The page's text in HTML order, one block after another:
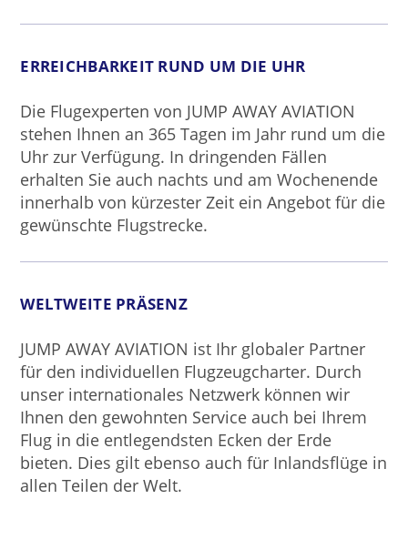
ERREICHBARKEIT RUND UM DIE UHR
Die Flugexperten von JUMP AWAY AVIATION
stehen Ihnen an 365 Tagen im Jahr rund um die
Uhr zur Verfügung. In dringenden Fällen
erhalten Sie auch nachts und am Wochenende
innerhalb von kürzester Zeit ein Angebot für die
gewünschte Flugstrecke.
WELTWEITE PRÄSENZ
JUMP AWAY AVIATION ist Ihr globaler Partner
für den individuellen Flugzeugcharter. Durch
unser internationales Netzwerk können wir
Ihnen den gewohnten Service auch bei Ihrem
Flug in die entlegendsten Ecken der Erde
bieten. Dies gilt ebenso auch für Inlandsflüge in
allen Teilen der Welt.